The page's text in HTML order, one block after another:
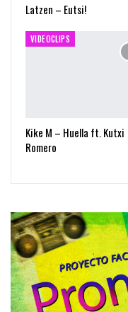
Latzen – Eutsi!
VIDEOCLIPS
Kike M – Huella ft. Kutxi
Romero